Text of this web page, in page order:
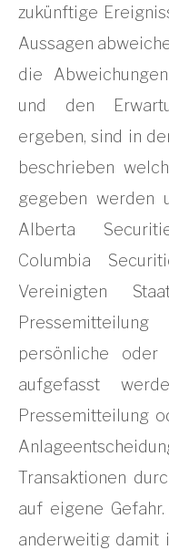
zukünftige
Aussagen
die
und den
ergeben, sind in
beschrieben
gegeben werden
Alberta
Columbia
Vereinigten
persönliche oder
aufgefasst
Pressemitteilung
Transaktionen
auf eigene
anderweitig damit